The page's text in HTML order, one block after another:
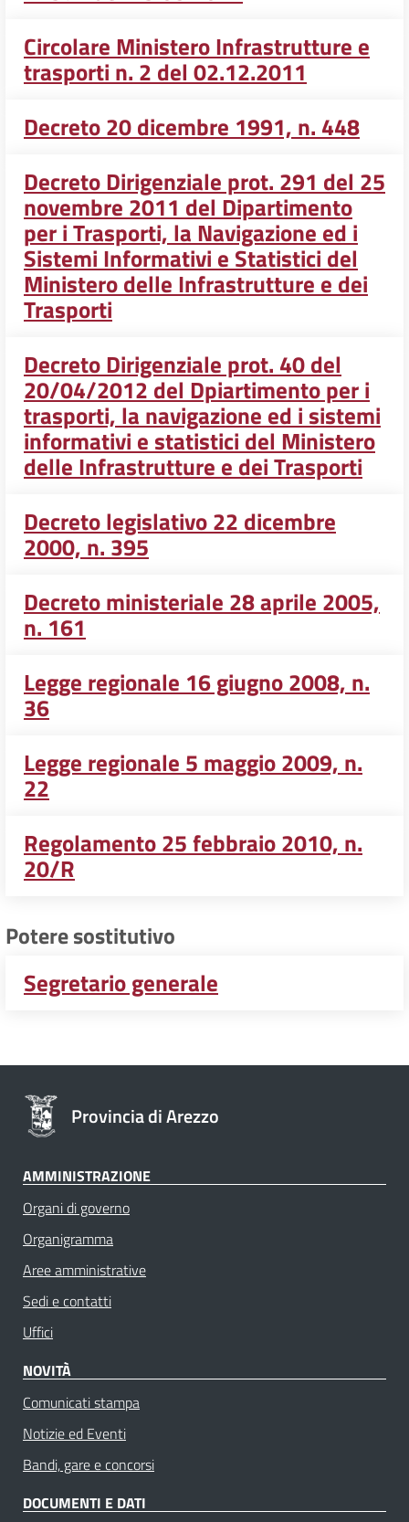
Circolare Ministero Infrastrutture e
trasporti n. 2 del 02.12.2011
Decreto 20 dicembre 1991, n. 448
Decreto Dirigenziale prot. 291 del 25
novembre 2011 del Dipartimento
per i Trasporti, la Navigazione ed i
Sistemi Informativi e Statistici del
Ministero delle Infrastrutture e dei
Trasporti
Decreto Dirigenziale prot. 40 del
20/04/2012 del Dpiartimento per i
trasporti, la navigazione ed i sistemi
informativi e statistici del Ministero
delle Infrastrutture e dei Trasporti
Decreto legislativo 22 dicembre
2000, n. 395
Decreto ministeriale 28 aprile 2005,
n. 161
Legge regionale 16 giugno 2008, n.
36
Legge regionale 5 maggio 2009, n.
22
Regolamento 25 febbraio 2010, n.
20/R
Potere sostitutivo
Segretario generale
Provincia di Arezzo
AMMINISTRAZIONE
Organi di governo
Organigramma
Aree amministrative
Sedi e contatti
Uffici
NOVITÀ
Comunicati stampa
Notizie ed Eventi
Bandi, gare e concorsi
DOCUMENTI E DATI